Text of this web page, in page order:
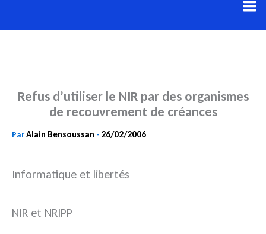
au
Refus d’utiliser le NIR par des organismes
de recouvrement de créances
ParAlain Bensoussan - 26/02/2006
Informatique et libertés
NIR et NRIPP